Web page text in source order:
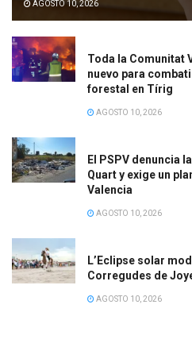
AGOSTO 10, 2026
Toda la Comunitat
nuevo para
forestal en Tírig
AGOSTO 10, 2026
El PSPV denuncia
Quart y exige un
Valencia
AGOSTO 10, 2026
L’Eclipse solar
Corregudes de
AGOSTO 10, 2026